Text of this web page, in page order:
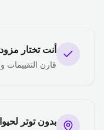
أنت تختار
قارن التقييمات
بدون توتر